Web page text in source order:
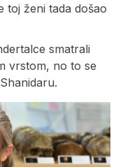
toj ženi tada došao
smatrali
vrstom, no to se